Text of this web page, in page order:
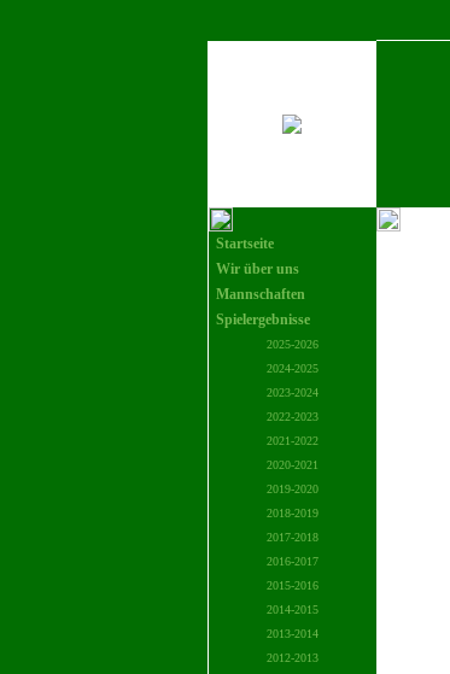
Startseite
Wir über uns
Mannschaften
Spielergebnisse
2025-2026
2024-2025
2023-2024
2022-2023
2021-2022
2020-2021
2019-2020
2018-2019
2017-2018
2016-2017
2015-2016
2014-2015
2013-2014
2012-2013